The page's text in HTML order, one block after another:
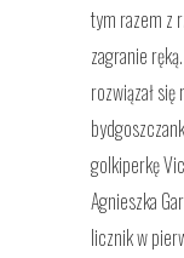
tym razem z
zagranie
rozwiązał
golkiperkę
Agnieszka
licznik w